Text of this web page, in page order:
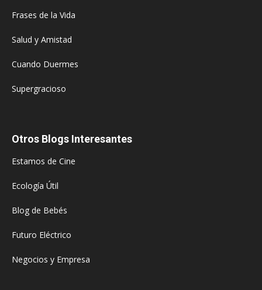
Frases de la Vida
Salud y Amistad
Cuando Duermes
Supergracioso
Otros Blogs Interesantes
Estamos de Cine
Ecología Útil
Blog de Bebés
Futuro Eléctrico
Negocios y Empresa